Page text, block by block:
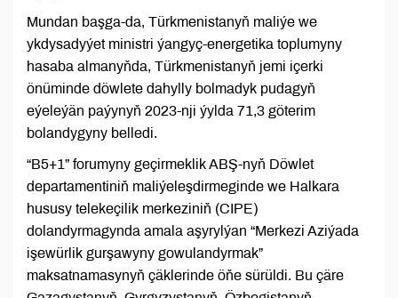
Mundan başga-da, Türkmenistanyň maliýe we
ykdysadyýet ministri ýangyç-energetika toplumyny
hasaba almanyňda, Türkmenistanyň jemi içerki
önüminde döwlete dahylly bolmadyk pudagyň
eýeleýän paýynyň 2023-nji ýylda 71,3 göterim
bolandygyny belledi.
“B5+1” forumyny geçirmeklik ABŞ-nyň Döwlet
departamentiniň maliýeleşdirmeginde we Halkara
hususy telekeçilik merkeziniň (CIPE)
dolandyrmagynda amala aşyrylýan “Merkezi Aziýada
işewürlik gurşawyny gowulandyrmak”
maksatnamasynyň çäklerinde öňe sürüldi. Bu çäre